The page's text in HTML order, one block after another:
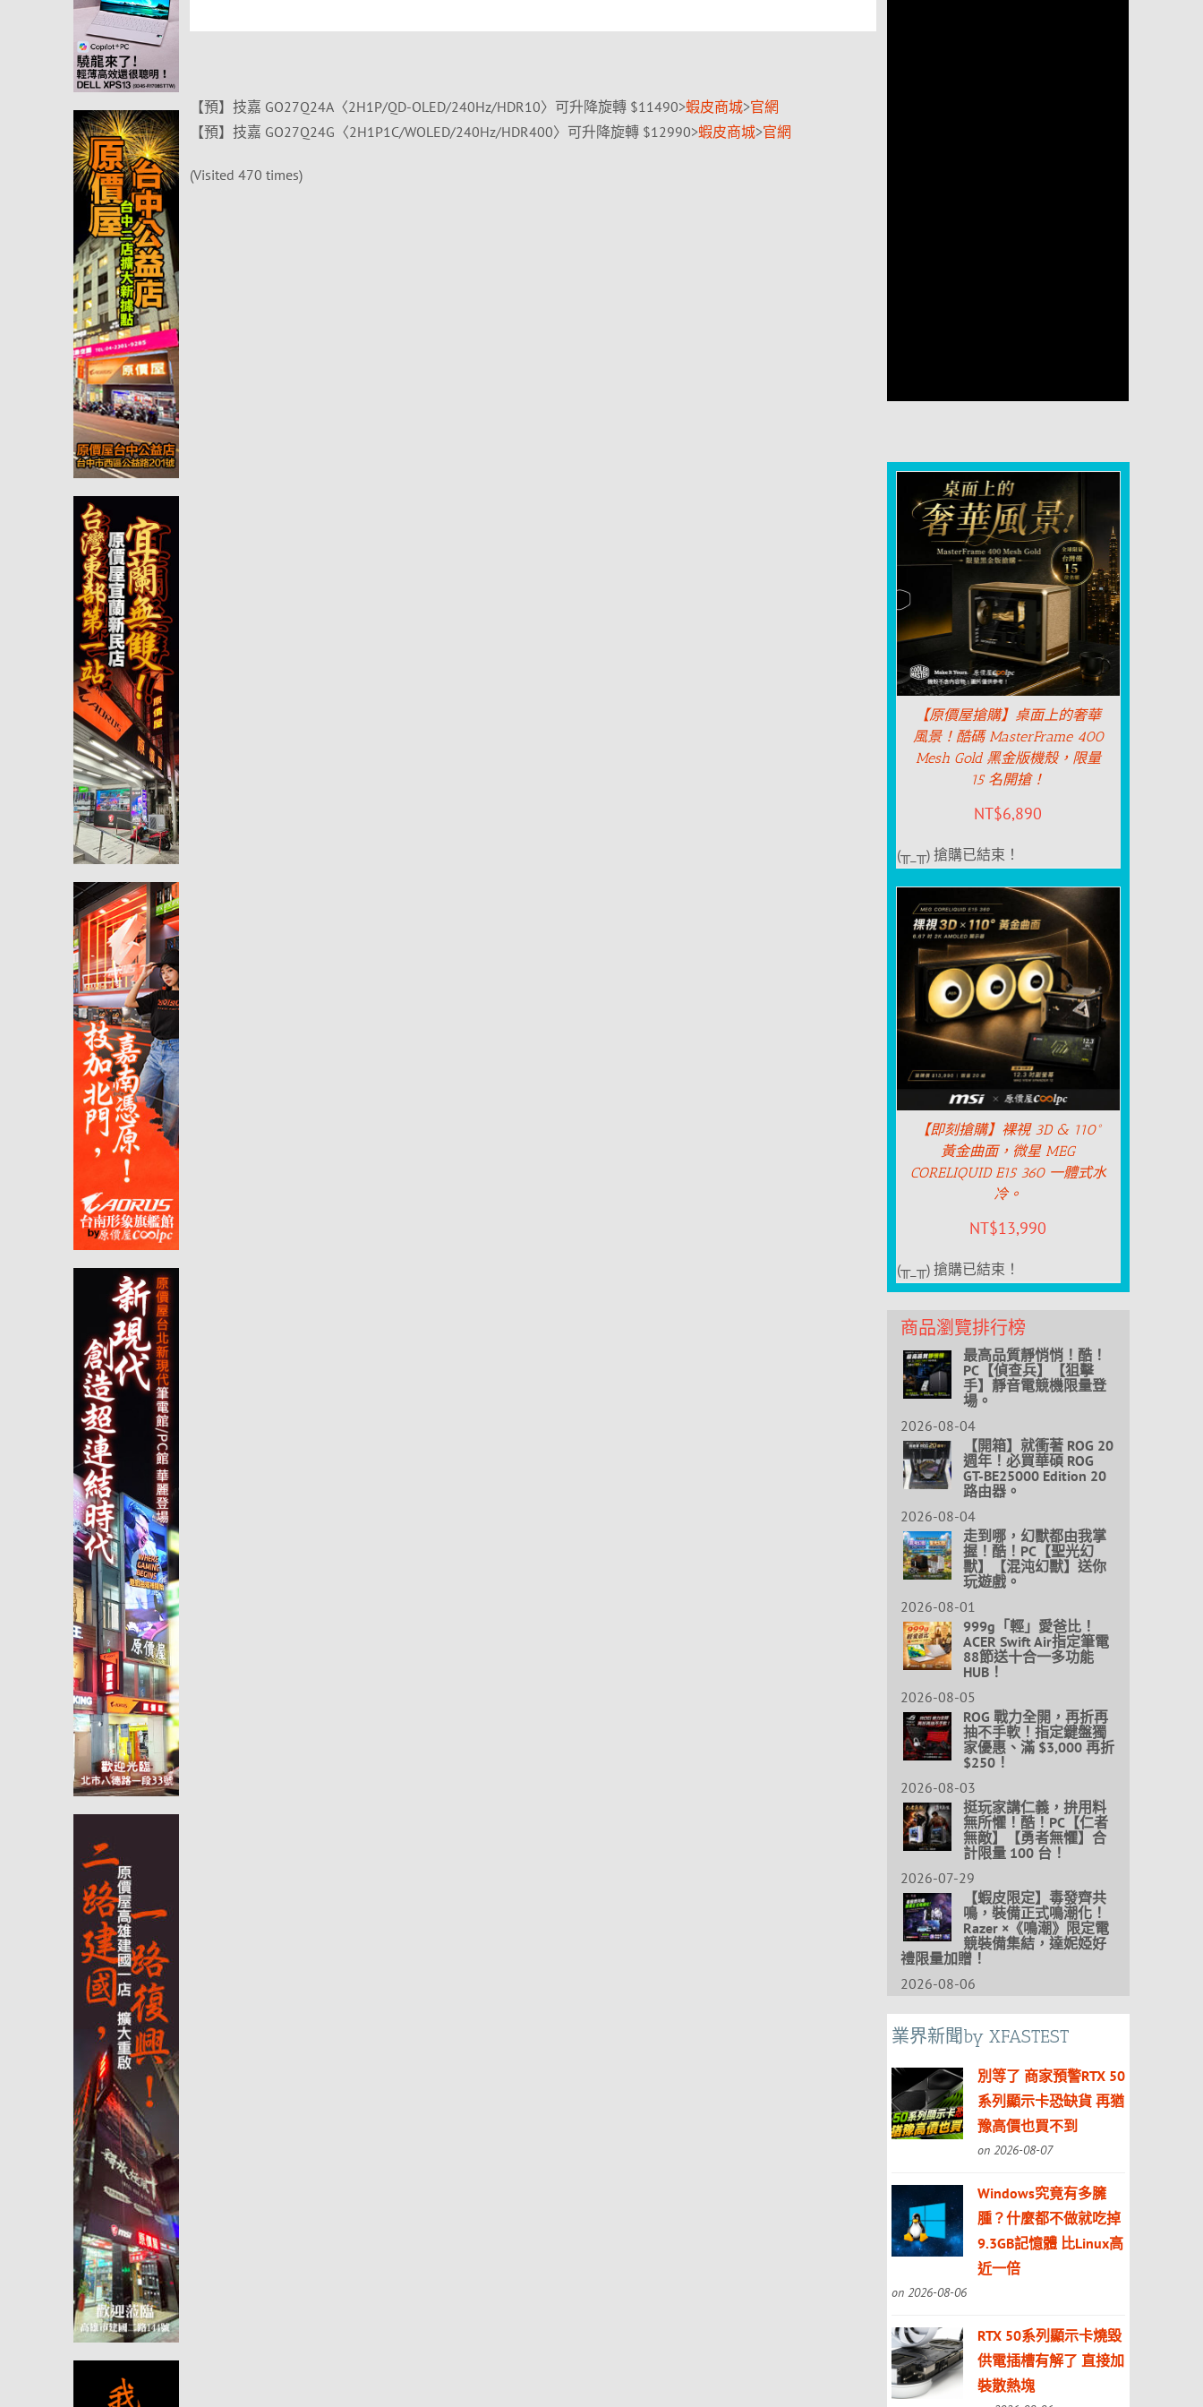
【預】技嘉 GO27Q24A〈2H1P/QD-OLED/240Hz/HDR10〉可升降旋轉 $11490>蝦皮商城>官網
【預】技嘉 GO27Q24G〈2H1P1C/WOLED/240Hz/HDR400〉可升降旋轉 $12990>蝦皮商城>官網
(Visited 470 times)
【原價屋搶購】桌面上的奢華
風景！酷碼 MasterFrame 400
Mesh Gold 黑金版機殼，限量
15 名開搶！
NT$6,890
(╥_╥) 搶購已結束！
【即刻搶購】裸視 3D & 110°
黃金曲面，微星 MEG
CORELIQUID E15 360 一體式水
冷。
NT$13,990
(╥_╥) 搶購已結束！
商品瀏覽排行榜
最高品質靜悄悄！酷！
PC【偵查兵】【狙擊
手】靜音電競機限量登
場。
2026-08-04
【開箱】就衝著 ROG 20
週年！必買華碩 ROG
GT-BE25000 Edition 20
路由器。
2026-08-04
走到哪，幻獸都由我掌
握！酷！PC【聖光幻
獸】【混沌幻獸】送你
玩遊戲。
2026-08-01
999g「輕」愛爸比！
ACER Swift Air指定筆電
88節送十合一多功能
HUB！
2026-08-05
ROG 戰力全開，再折再
抽不手軟！指定鍵盤獨
家優惠、滿 $3,000 再折
$250！
2026-08-03
挺玩家講仁義，拚用料
無所懼！酷！PC【仁者
無敵】【勇者無懼】合
計限量 100 台！
2026-07-29
【蝦皮限定】毒發齊共
鳴，裝備正式鳴潮化！
Razer ×《鳴潮》限定電
競裝備集結，達妮婭好
禮限量加贈！
2026-08-06
業界新聞by XFASTEST
別等了 商家預警RTX 50
系列顯示卡恐缺貨 再猶
豫高價也買不到
on 2026-08-07
Windows究竟有多臃
腫？什麼都不做就吃掉
9.3GB記憶體 比Linux高
近一倍
on 2026-08-06
RTX 50系列顯示卡燒毀
供電插槽有解了 直接加
裝散熱塊